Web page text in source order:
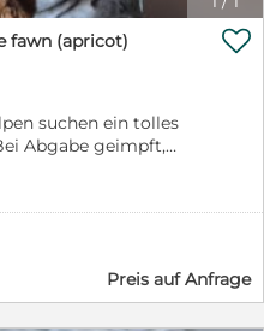
fawn (apricot)
suchen ein tolles
Abgabe geimpft,
Papiere. Die Eltern
Bei Interesse
73522

Preis auf Anfrage